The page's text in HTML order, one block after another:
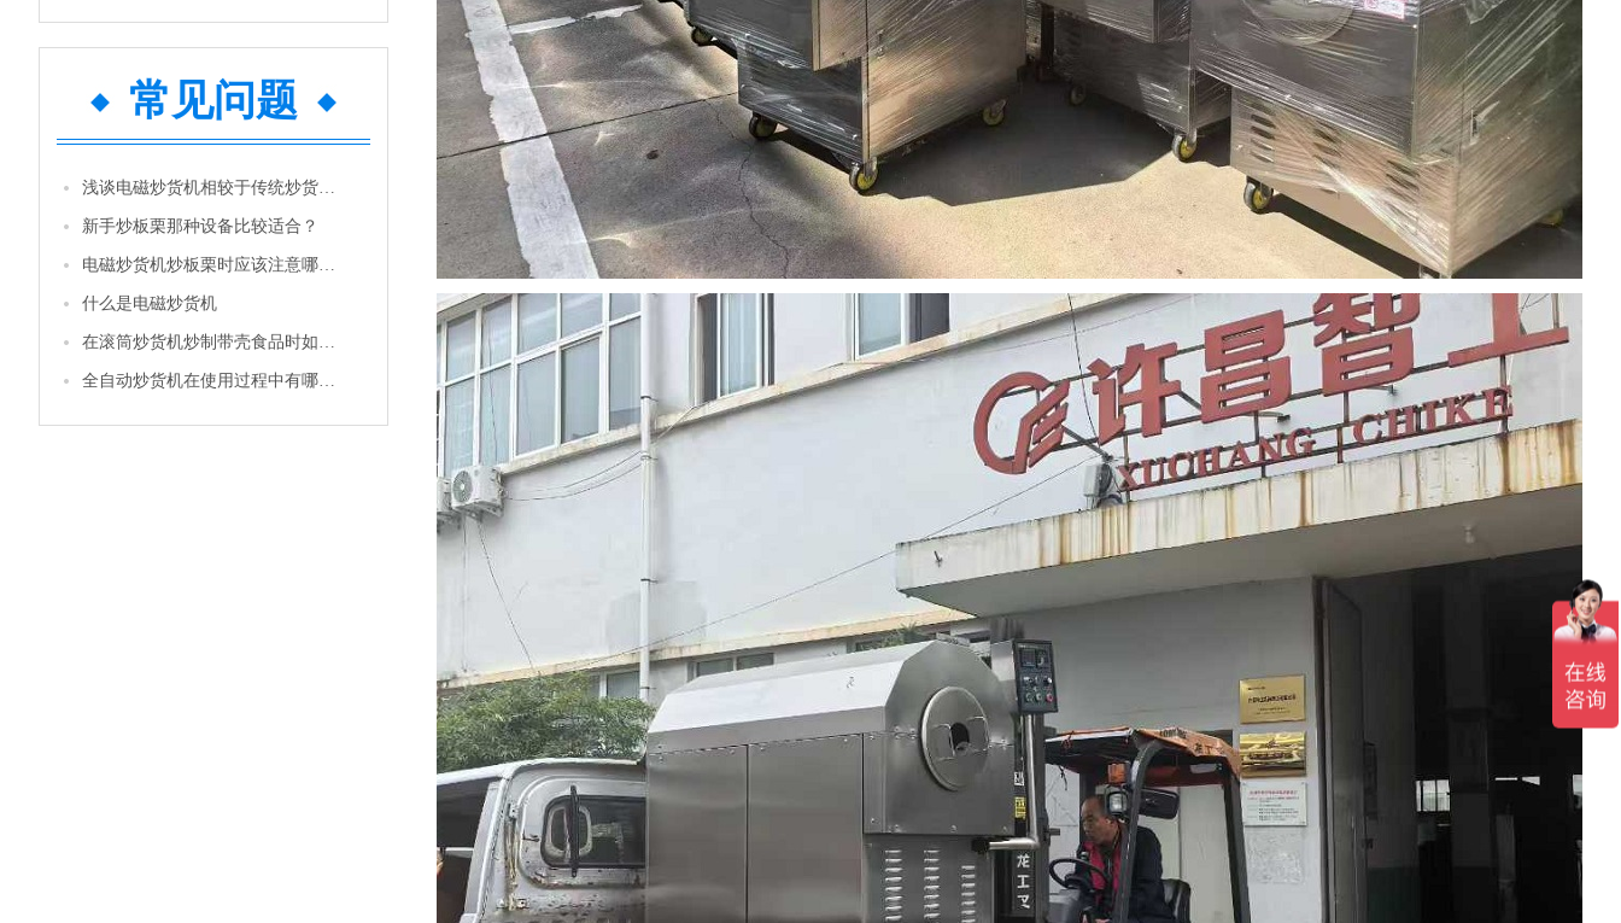
常见问题
浅谈电磁炒货机相较于传统炒货机的优势
新手炒板栗那种设备比较适合？
电磁炒货机炒板栗时应该注意哪些问题
什么是电磁炒货机
在滚筒炒货机炒制带壳食品时如花生等，怎样才能使它的卖相更好
全自动炒货机在使用过程中有哪些注意事项